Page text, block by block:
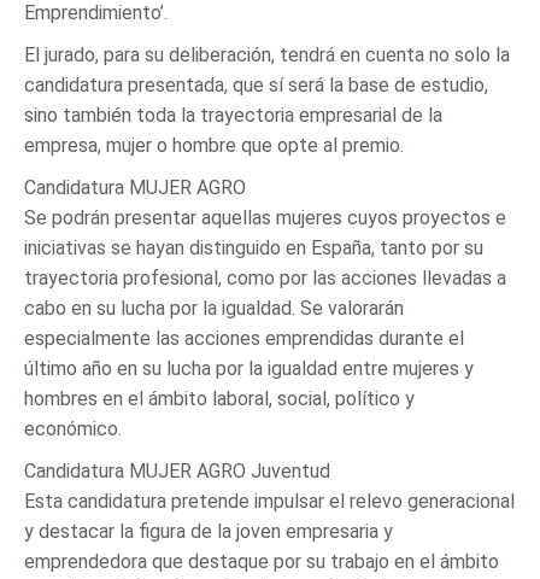
Emprendimiento’.
El jurado, para su deliberación, tendrá en cuenta no solo la
candidatura presentada, que sí será la base de estudio,
sino también toda la trayectoria empresarial de la
empresa, mujer o hombre que opte al premio.
Candidatura MUJER AGRO
Se podrán presentar aquellas mujeres cuyos proyectos e
iniciativas se hayan distinguido en España, tanto por su
trayectoria profesional, como por las acciones llevadas a
cabo en su lucha por la igualdad. Se valorarán
especialmente las acciones emprendidas durante el
último año en su lucha por la igualdad entre mujeres y
hombres en el ámbito laboral, social, político y
económico.
Candidatura MUJER AGRO Juventud
Esta candidatura pretende impulsar el relevo generacional
y destacar la figura de la joven empresaria y
emprendedora que destaque por su trabajo en el ámbito